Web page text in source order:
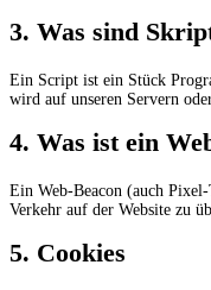
3. Was sind
Ein Script ist ein Stück
wird auf unseren Servern
4. Was ist ein
Ein Web-Beacon (auch
Verkehr auf der Website zu
5. Cookies